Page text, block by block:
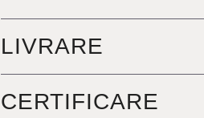
LIVRARE
CERTIFICARE